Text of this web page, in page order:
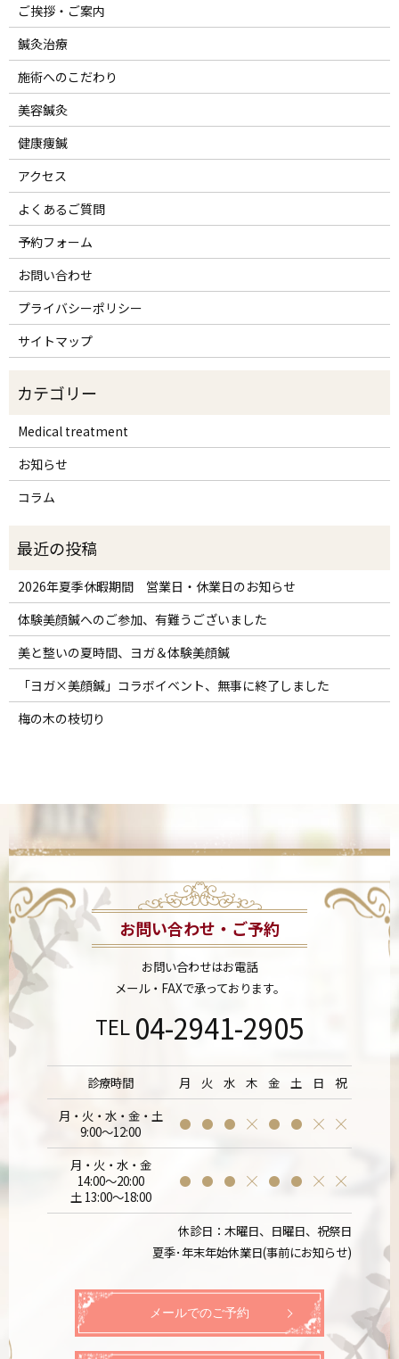
ご挨拶・ご案内
鍼灸治療
施術へのこだわり
美容鍼灸
健康痩鍼
アクセス
よくあるご質問
予約フォーム
お問い合わせ
プライバシーポリシー
サイトマップ
Medical treatment
お知らせ
コラム
2026年夏季休暇期間 営業日・休業日のお知らせ
体験美顔鍼へのご参加、有難うございました
美と整いの夏時間、ヨガ＆体験美顔鍼
「ヨガ×美顔鍼」コラボイベント、無事に終了しました
梅の木の枝切り
お問い合わせ・ご予約
お問い合わせはお電話
メール・FAXで承っております。
TEL 04-2941-2905
診療時間 月 火 水 木 金 土 日
祝
月・火・水・金・土
9:00～12:00
月・火・水・金
14:00～20:00
土 13:00～18:00
休診日：木曜日、日曜日、祝祭日
夏季･年末年始休業日(事前にお知らせ)
メールでのご予約